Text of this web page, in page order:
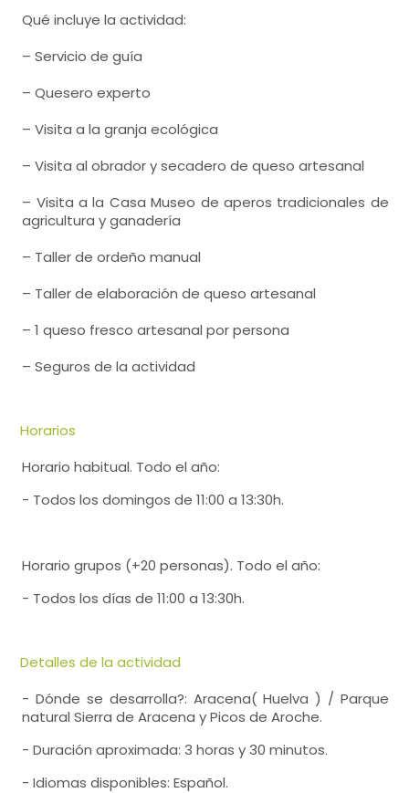
Qué incluye la actividad:
– Servicio de guía
– Quesero experto
– Visita a la granja ecológica
– Visita al obrador y secadero de queso artesanal
– Visita a la Casa Museo de aperos tradicionales de
agricultura y ganadería
– Taller de ordeño manual
– Taller de elaboración de queso artesanal
– 1 queso fresco artesanal por persona
– Seguros de la actividad
Horarios
Horario habitual. Todo el año:
- Todos los domingos de 11:00 a 13:30h.
Horario grupos (+20 personas). Todo el año:
- Todos los días de 11:00 a 13:30h.
Detalles de la actividad
- Dónde se desarrolla?: Aracena( Huelva ) / Parque
natural Sierra de Aracena y Picos de Aroche.
- Duración aproximada: 3 horas y 30 minutos.
- Idiomas disponibles: Español.